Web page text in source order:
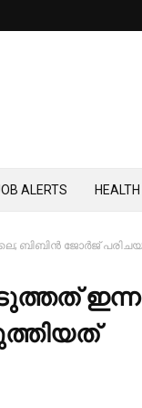
ALERTS
ബിബിന്‍ ജോര്‍ജ്